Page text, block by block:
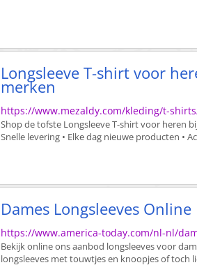
Longsleeve T-shirt voor
merken
https://www.mezaldy.com/kleding/t-
Shop de tofste Longsleeve T-shirt voor heren
Snelle levering • Elke dag nieuwe producten •
Dames Longsleeves Online
https://www.america-today.com/nl-nl/
Bekijk online ons aanbod longsleeves voor
longsleeves met touwtjes en knoopjes of toch